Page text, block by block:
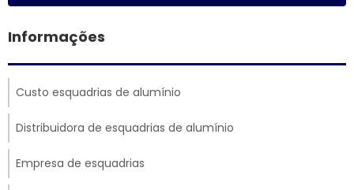
Informações
Custo esquadrias de alumínio
Distribuidora de esquadrias de alumínio
Empresa de esquadrias